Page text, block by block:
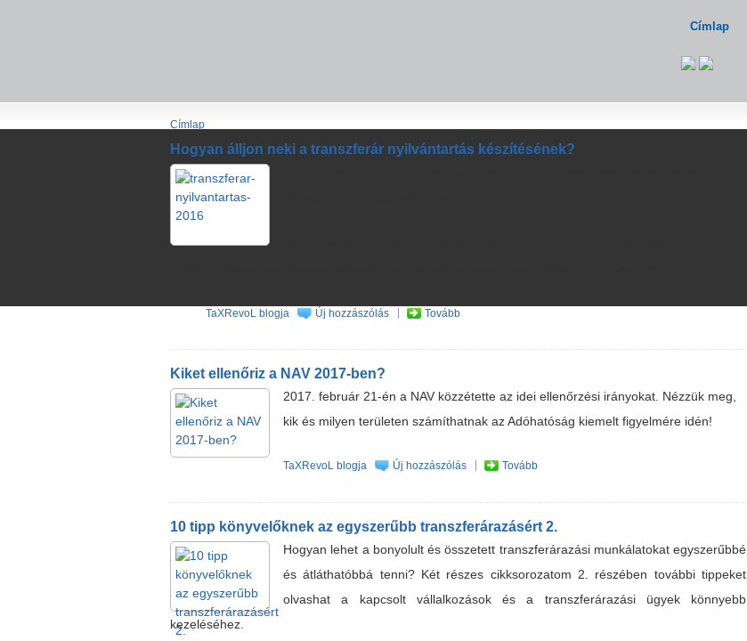
Címlap
Címlap
Hogyan álljon neki a transzferár nyilvántartás készítésének?
TaXRevoL blogja Új hozzászólás Tovább
Kiket ellenőriz a NAV 2017-ben?
2017. február 21-én a NAV közzétette az idei ellenőrzési irányokat. Nézzük meg,
kik és milyen területen számíthatnak az Adóhatóság kiemelt figyelmére idén!
TaXRevoL blogja Új hozzászólás Tovább
10 tipp könyvelőknek az egyszerűbb transzferárazásért 2.
Hogyan lehet a bonyolult és összetett transzferárazási munkálatokat egyszerűbbé
és átláthatóbbá tenni? Két részes cikksorozatom 2. részében további tippeket
olvashat a kapcsolt vállalkozások és a transzferárazási ügyek könnyebb
kezeléséhez.